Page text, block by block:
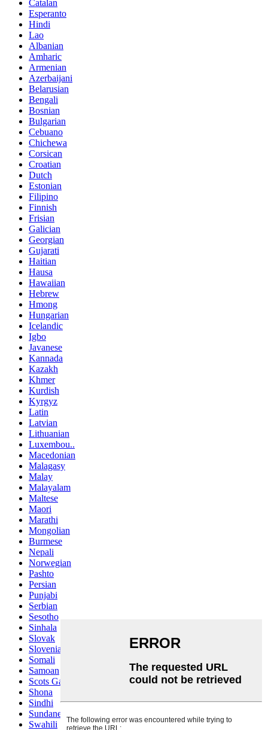
Catalan
Esperanto
Hindi
Lao
Albanian
Amharic
Armenian
Azerbaijani
Belarusian
Bengali
Bosnian
Bulgarian
Cebuano
Chichewa
Corsican
Croatian
Dutch
Estonian
Filipino
Finnish
Frisian
Galician
Georgian
Gujarati
Haitian
Hausa
Hawaiian
Hebrew
Hmong
Hungarian
Icelandic
Igbo
Javanese
Kannada
Kazakh
Khmer
Kurdish
Kyrgyz
Latin
Latvian
Lithuanian
Luxembou..
Macedonian
Malagasy
Malay
Malayalam
Maltese
Maori
Marathi
Mongolian
Burmese
Nepali
Norwegian
Pashto
Persian
Punjabi
Serbian
Sesotho
Sinhala
Slovak
Slovenian
Somali
Samoan
Scots Gaelic
Shona
Sindhi
Sundanese
Swahili